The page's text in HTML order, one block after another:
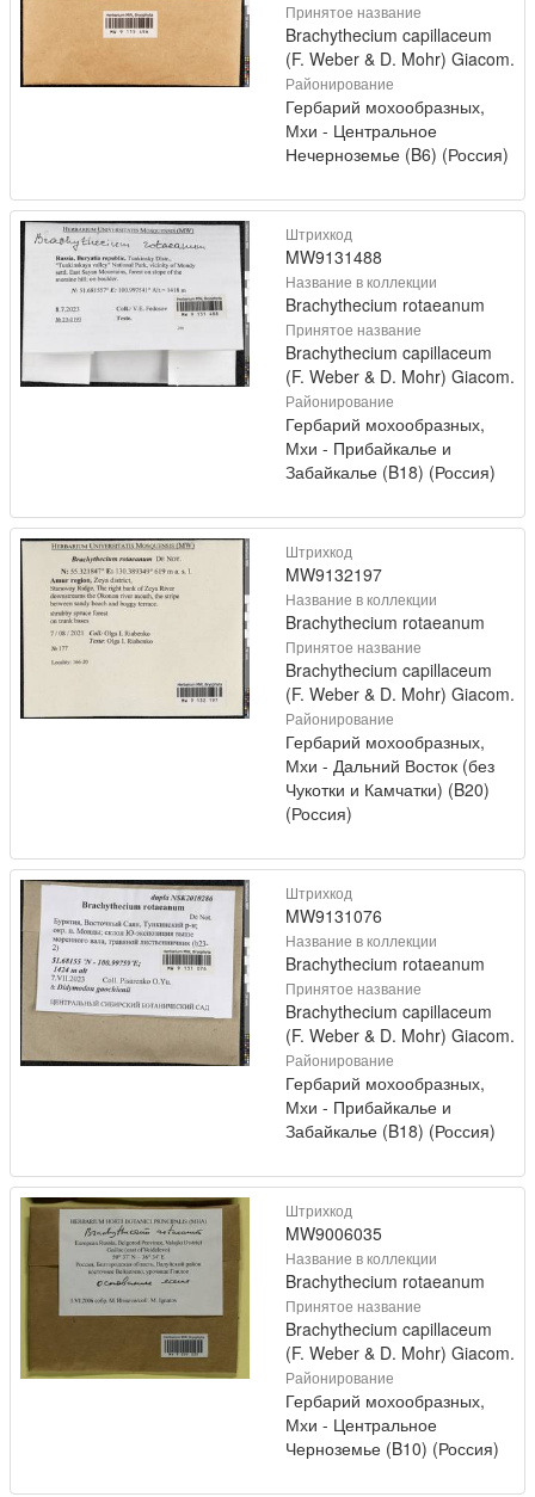
Принятое название
Brachythecium capillaceum
(F. Weber & D. Mohr) Giacom.
Районирование
Гербарий мохообразных,
Мхи - Центральное
Нечерноземье (B6) (Россия)
Штрихкод
MW9131488
Название в коллекции
Brachythecium rotaeanum
Принятое название
Brachythecium capillaceum
(F. Weber & D. Mohr) Giacom.
Районирование
Гербарий мохообразных,
Мхи - Прибайкалье и
Забайкалье (B18) (Россия)
Штрихкод
MW9132197
Название в коллекции
Brachythecium rotaeanum
Принятое название
Brachythecium capillaceum
(F. Weber & D. Mohr) Giacom.
Районирование
Гербарий мохообразных,
Мхи - Дальний Восток (без
Чукотки и Камчатки) (B20)
(Россия)
Штрихкод
MW9131076
Название в коллекции
Brachythecium rotaeanum
Принятое название
Brachythecium capillaceum
(F. Weber & D. Mohr) Giacom.
Районирование
Гербарий мохообразных,
Мхи - Прибайкалье и
Забайкалье (B18) (Россия)
Штрихкод
MW9006035
Название в коллекции
Brachythecium rotaeanum
Принятое название
Brachythecium capillaceum
(F. Weber & D. Mohr) Giacom.
Районирование
Гербарий мохообразных,
Мхи - Центральное
Черноземье (B10) (Россия)